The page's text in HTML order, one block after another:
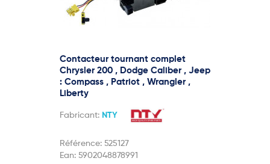
Contacteur tournant complet
Chrysler 200 , Dodge Caliber , Jeep
: Compass , Patriot , Wrangler ,
Liberty
Fabricant: NTY
Référence: 525127
Ean: 5902048878991